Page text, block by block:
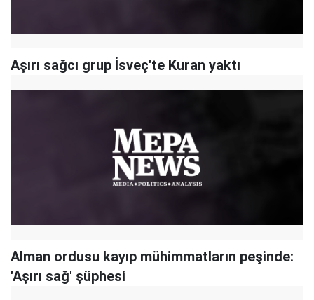
Aşırı sağcı grup İsveç'te Kuran yaktı
Alman ordusu kayıp mühimmatların peşinde:
'Aşırı sağ' şüphesi